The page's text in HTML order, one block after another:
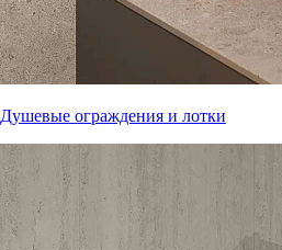
Душевые ограждения и лотки